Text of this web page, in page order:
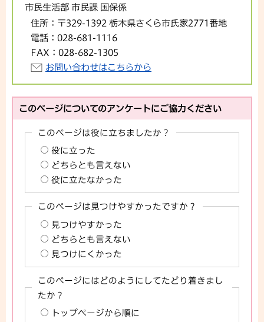
市民生活部 市民課 国保係
住所： 〒329-1392 栃木県さくら市氏家2771番地
電話： 028-681-1116
FAX： 028-682-1305
お問い合わせはこちらから
このページについてのアンケートにご協力ください
このページは役に立ちましたか？
役に立った
どちらとも言えない
役に立たなかった
このページは見つけやすかったですか？
見つけやすかった
どちらとも言えない
見つけにくかった
このページにはどのようにしてたどり着きまし
たか？
トップページから順に